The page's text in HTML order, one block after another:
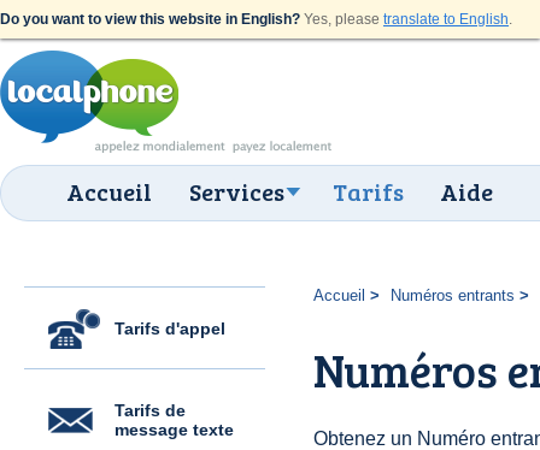
Do you want to view this website in English? Yes, please translate to English.
Accueil Services Tarifs Aide
Tarifs d'appel
Tarifs de
message texte
Accueil Numéros entrants
Numéros
Obtenez un Numéro